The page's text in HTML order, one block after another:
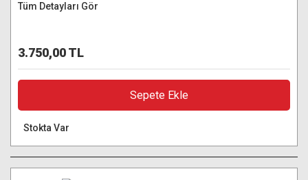
Tüm Detayları Gör
3.750,00 TL
Sepete Ekle
Stokta Var